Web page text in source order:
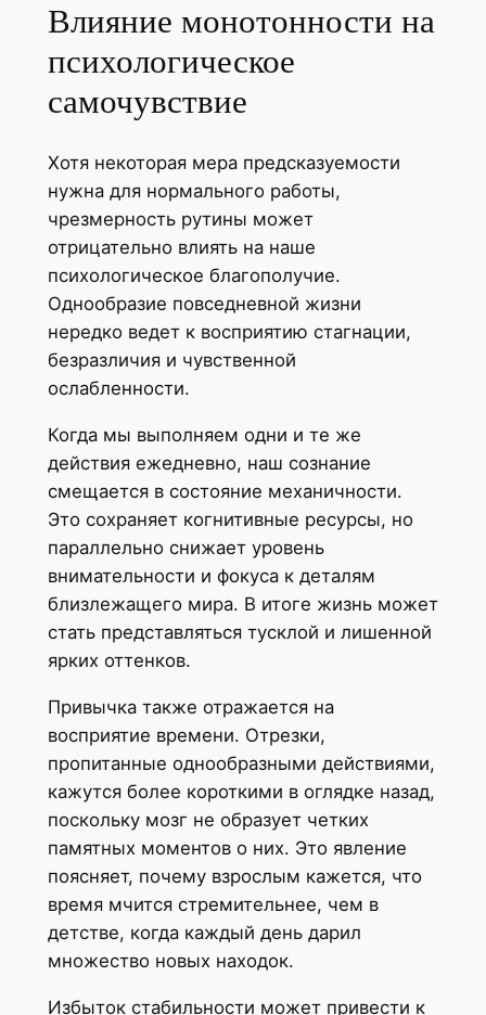
Влияние монотонности на
психологическое
самочувствие
Хотя некоторая мера предсказуемости
нужна для нормального работы,
чрезмерность рутины может
отрицательно влиять на наше
психологическое благополучие.
Однообразие повседневной жизни
нередко ведет к восприятию стагнации,
безразличия и чувственной
ослабленности.
Когда мы выполняем одни и те же
действия ежедневно, наш сознание
смещается в состояние механичности.
Это сохраняет когнитивные ресурсы, но
параллельно снижает уровень
внимательности и фокуса к деталям
близлежащего мира. В итоге жизнь может
стать представляться тусклой и лишенной
ярких оттенков.
Привычка также отражается на
восприятие времени. Отрезки,
пропитанные однообразными действиями,
кажутся более короткими в оглядке назад,
поскольку мозг не образует четких
памятных моментов о них. Это явление
поясняет, почему взрослым кажется, что
время мчится стремительнее, чем в
детстве, когда каждый день дарил
множество новых находок.
Избыток стабильности может привести к